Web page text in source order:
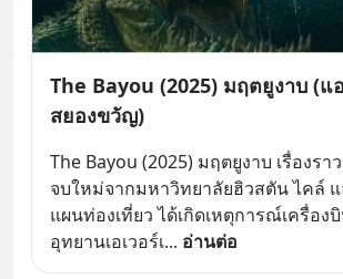
The Bayou (2025) มฤตยูงาบ (
สยองขวัญ)
The Bayou (2025) มฤตยูงาบ เรื่องร
จบใหม่จากมหาวิทยาลัยฮิวสตัน ไคล์
แผนท่องเที่ยว ได้เกิดเหตุการณ์เครื่อง
อุทยานเอเวอร์เ... อ่านต่อ